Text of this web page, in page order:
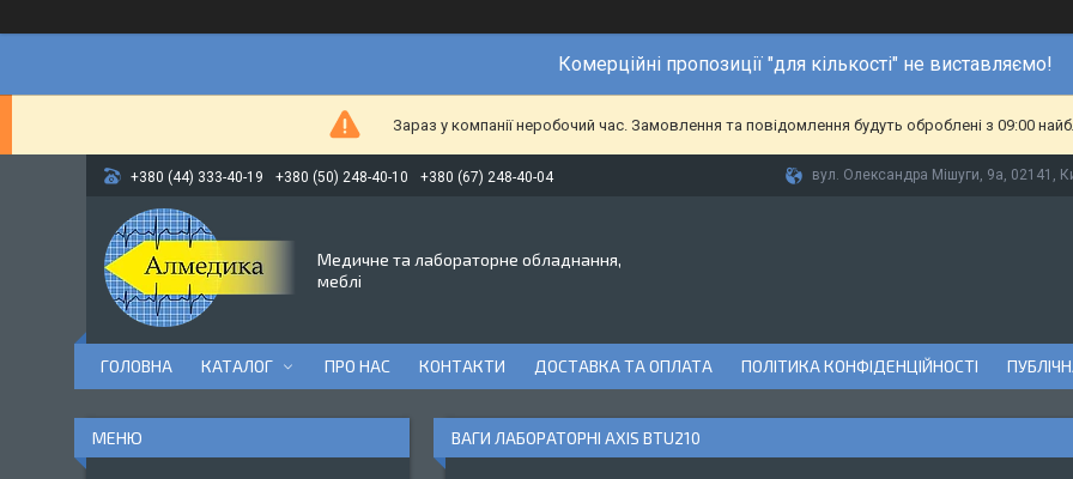
Комерційні пропозиції "для кількості" не виставляємо!
Зараз у компанії неробочий час. Замовлення та повідомлення будуть оброблені з 09:00
+380 (44) 333-40-19 +380 (50) 248-40-10 +380 (67) 248-40-04 вул. Олександра Мішуги, 9а, 02141,
Медичне та лабораторне обладнання,
меблі
ГОЛОВНА КАТАЛОГ ПРО НАС КОНТАКТИ ДОСТАВКА ТА ОПЛАТА ПОЛІТИКА КОНФІДЕНЦІЙНОСТІ
ВАГИ ЛАБОРАТОРНІ AXIS BTU210